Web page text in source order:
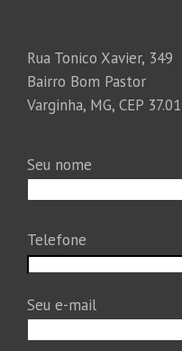
Rua Tonico Xavier, 349
Bairro Bom Pastor
Varginha, MG, CEP
Seu nome
Telefone
Seu e-mail